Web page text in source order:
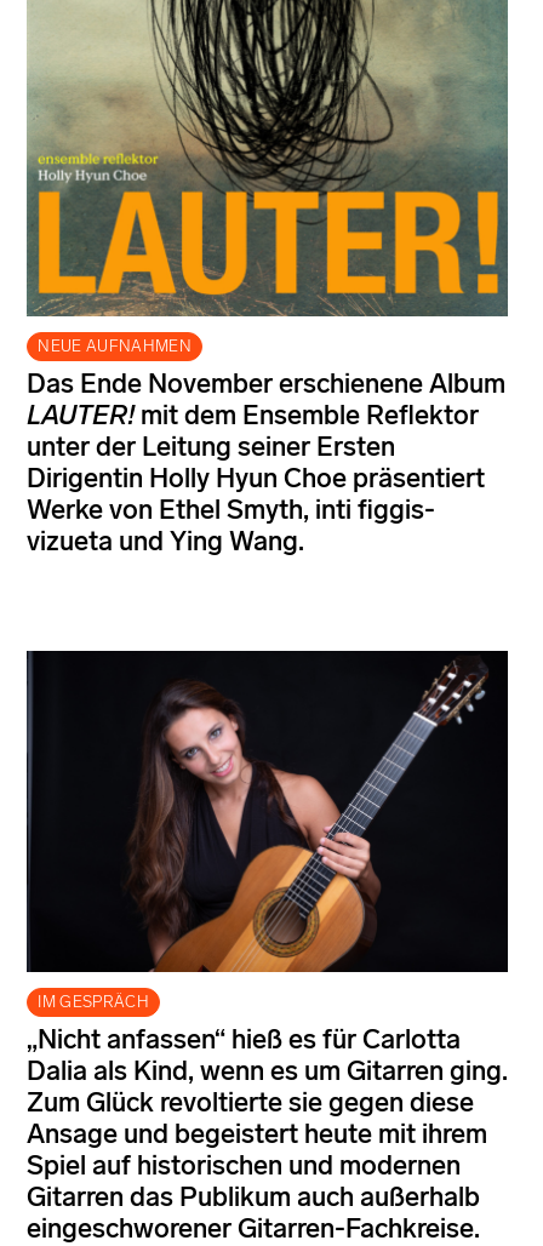
NEUE AUFNAHMEN
Das Ende November erschienene Album
LAUTER!mit dem Ensemble Reflektor
unter der Leitung seiner Ersten
Dirigentin Holly Hyun Choe präsentiert
Werke von Ethel Smyth, inti figgis-
vizueta und Ying Wang.
IM GESPRÄCH
„Nicht anfassen“ hieß es für Carlotta
Dalia als Kind, wenn es um Gitarren ging.
Zum Glück revoltierte sie gegen diese
Ansage und begeistert heute mit ihrem
Spiel auf historischen und modernen
Gitarren das Publikum auch außerhalb
eingeschworener Gitarren-Fachkreise.